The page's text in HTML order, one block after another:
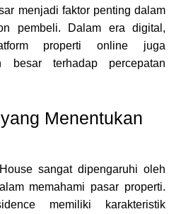
menjadi faktor penting dalam
pembeli. Dalam era digital,
properti online juga
besar terhadap percepatan
Menentukan
sangat dipengaruhi oleh
memahami pasar properti.
memiliki karakteristik